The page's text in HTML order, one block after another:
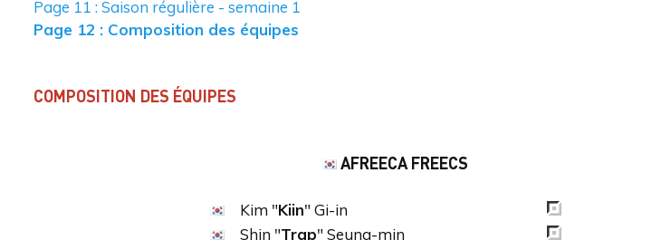
Page 11 : Saison régulière - semaine 1
Page 12 : Composition des équipes
COMPOSITION DES ÉQUIPES
AFREECA FREECS
Kim "Kiin" Gi-in
Shin "Trap" Seung-min